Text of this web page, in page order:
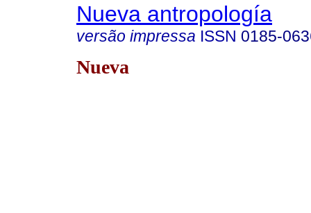
Nueva antropología
versão impressa ISSN 0185-
Nueva